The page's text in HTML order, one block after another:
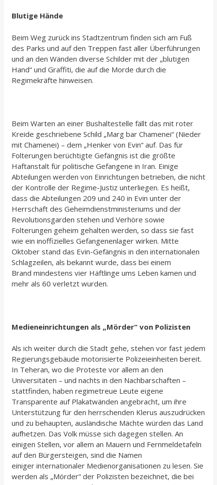
Blutige Hände
Beim Weg zurück ins Stadtzentrum finden sich am Fuß
des Parks und auf den Treppen fast aller Überführungen
und an den Wänden diverse Schilder mit der „blutigen
Hand“ und Graffiti, die auf die Morde durch die
Regimekräfte hinweisen.
Beim Warten an einer Bushaltestelle fällt das mit roter
Kreide geschriebene Schild „Marg bar Chamenei“ (Nieder
mit Chamenei) – dem „Henker von Evin“ auf. Das für
Folterungen berüchtigte Gefängnis ist die größte
Haftanstalt für politische Gefangene in Iran. Einige
Abteilungen werden von Einrichtungen betrieben, die nicht
der Kontrolle der Regime-Justiz unterliegen. Es heißt,
dass die Abteilungen 209 und 240 in Evin unter der
Herrschaft des Geheimdienstministeriums und der
Revolutionsgarden stehen und Verhöre sowie
Folterungen geheim gehalten werden, so dass sie fast
wie ein inoffizielles Gefangenenlager wirken. Mitte
Oktober stand das Evin-Gefängnis in den internationalen
Schlagzeilen, als bekannt wurde, dass bei einem
Brand mindestens vier Häftlinge ums Leben kamen und
mehr als 60 verletzt wurden.
Medieneinrichtungen als „Mörder“ von Polizisten
Als ich weiter durch die Stadt gehe, stehen vor fast jedem
Regierungsgebäude motorisierte Polizeieinheiten bereit.
In Teheran, wo die Proteste vor allem an den
Universitäten – und nachts in den Nachbarschaften –
stattfinden, haben regimetreue Leute eigene
Transparente auf Plakatwänden angebracht, um ihre
Unterstützung für den herrschenden Klerus auszudrücken
und zu behaupten, ausländische Mächte würden das Land
aufhetzen. Das Volk müsse sich dagegen stellen. An
einigen Stellen, vor allem an Mauern und Fernmeldetafeln
auf den Bürgersteigen, sind die Namen
einiger internationaler Medienorganisationen zu lesen. Sie
werden als „Mörder“ der Polizisten bezeichnet, die bei